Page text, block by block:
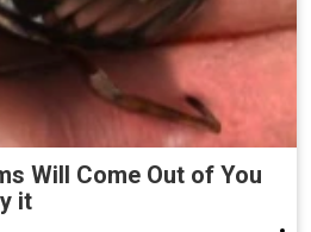
Will Come Out of You
it